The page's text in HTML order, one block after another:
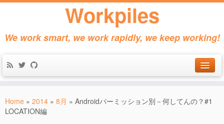
Workpiles
We work smart, we work rapidly, we keep working!
Products
Home » 2014 » 8月 » Androidパーミッション別－何してんの？#1
LOCATION編